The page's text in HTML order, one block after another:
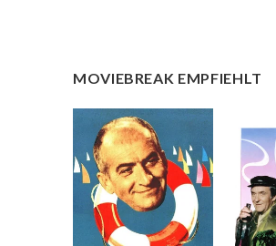
MOVIEBREAK EMPFIEHLT